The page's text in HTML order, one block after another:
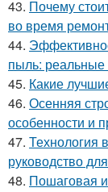
43. Почему
во время
44.
пыль: реальные
45. Какие
46. Осенняя
особенности и
47. Технология
руководство
48. Пошаговая